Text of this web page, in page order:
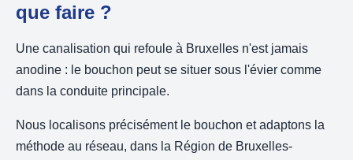
que faire ?
Une canalisation qui refoule à Bruxelles n'est jamais
anodine : le bouchon peut se situer sous l'évier comme
dans la conduite principale.
Nous localisons précisément le bouchon et adaptons la
méthode au réseau, dans la Région de Bruxelles-